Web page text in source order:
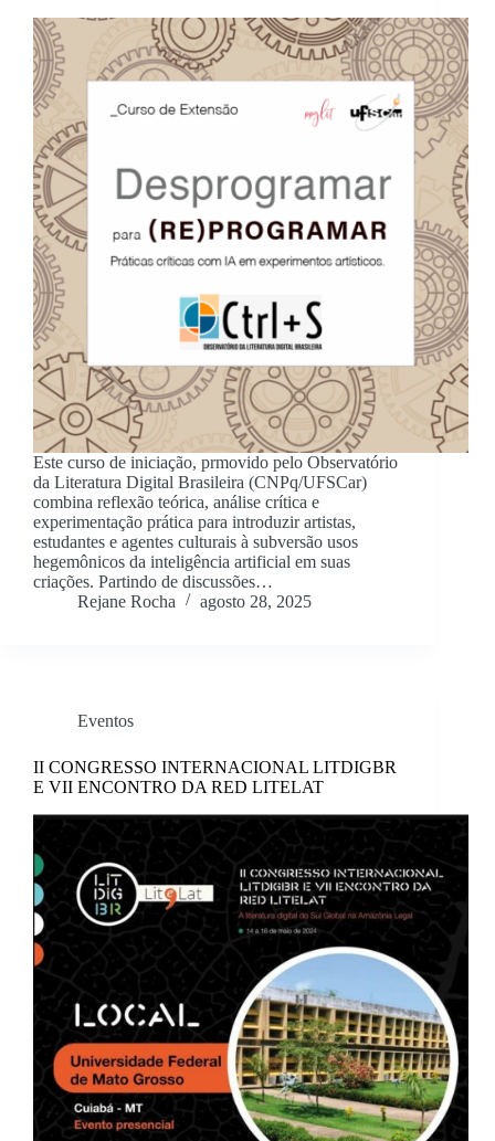
Este curso de iniciação, prmovido pelo Observatório
da Literatura Digital Brasileira (CNPq/UFSCar)
combina reflexão teórica, análise crítica e
experimentação prática para introduzir artistas,
estudantes e agentes culturais à subversão usos
hegemônicos da inteligência artificial em suas
criações. Partindo de discussões…
Rejane Rocha
agosto 28, 2025
Eventos
II CONGRESSO INTERNACIONAL LITDIGBR
E VII ENCONTRO DA RED LITELAT